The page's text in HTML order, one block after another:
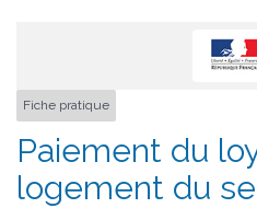
Fiche pratique
Paiement du
logement du